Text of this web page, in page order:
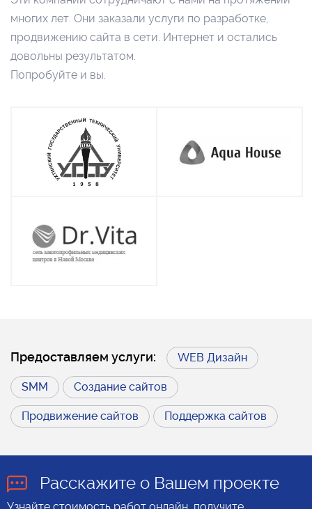
многих лет. Они заказали услуги по разработке,
продвижению сайта в сети. Интернет и остались
довольны результатом.
Попробуйте и вы.
Предоставляем услуги: WEB Дизайн
SMM Создание сайтов
Продвижение сайтов Поддержка сайтов
Расскажите о Вашем проекте